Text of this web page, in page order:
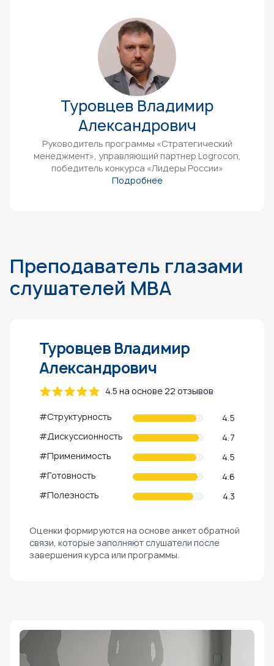
Туровцев Владимир
Александрович
Руководитель программы «Стратегический
менеджмент», управляющий партнер Logrocon,
победитель конкурса «Лидеры России»
Подробнее
Преподаватель глазами
слушателей MBA
Туровцев Владимир
Александрович
4.5 на основе 22 отзывов
#Структурность
4.5
#Дискуссионность
4.7
#Применимость
4.5
#Готовность
4.6
#Полезность
4.3
Оценки формируются на основе анкет обратной
связи, которые заполняют слушатели после
завершения курса или программы.